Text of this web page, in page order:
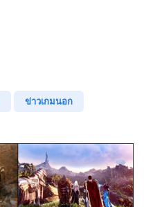
ข่าวเกมนอก